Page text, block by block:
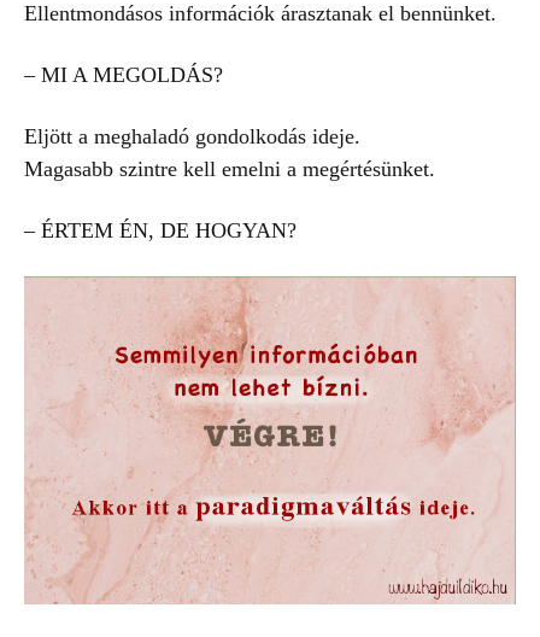
Ellentmondásos információk árasztanak el bennünket.
– MI A MEGOLDÁS?
Eljött a meghaladó gondolkodás ideje.
Magasabb szintre kell emelni a megértésünket.
– ÉRTEM ÉN, DE HOGYAN?